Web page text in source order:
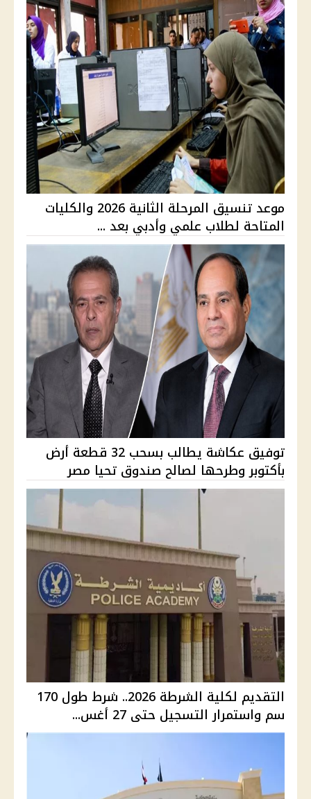
موعد تنسيق المرحلة الثانية 2026 والكليات
المتاحة لطلاب علمي وأدبي بعد ...
توفيق عكاشة يطالب بسحب 32 قطعة أرض
بأكتوبر وطرحها لصالح صندوق تحيا مصر
التقديم لكلية الشرطة 2026.. شرط طول 170
سم واستمرار التسجيل حتى 27 أغس...